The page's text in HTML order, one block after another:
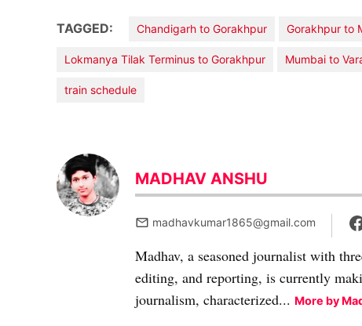
TAGGED: Chandigarh to Gorakhpur Gorakhpur to
Lokmanya Tilak Terminus to Gorakhpur Mumbai to
train schedule
MADHAV ANSHU
madhavkumar1865@gmail.com
Madhav, a seasoned journalist with
editing, and reporting, is currently
journalism, characterized... More by